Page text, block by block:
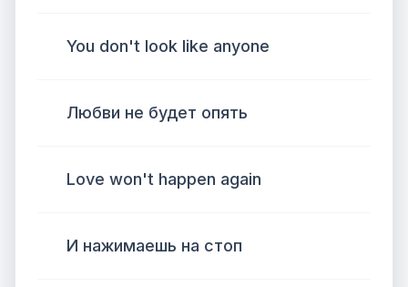
You don't look like anyone
Любви не будет опять
Love won't happen again
И нажимаешь на стоп